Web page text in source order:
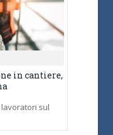
in cantiere,
sul